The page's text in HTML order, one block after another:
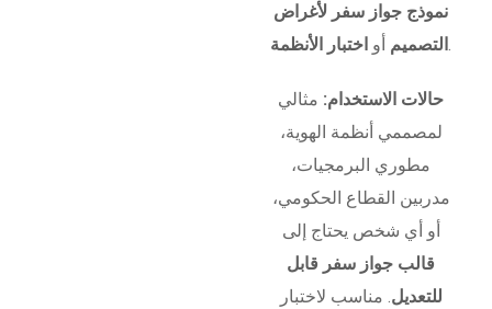
نموذج جواز سفر لأغراض
التصميم أو اختبار الأنظمة .
حالات الاستخدام: مثالي
لمصممي أنظمة الهوية،
مطوري البرمجيات،
مدربين القطاع الحكومي،
أو أي شخص يحتاج إلى
قالب جواز سفر قابل
للتعديل. مناسب لاختبار